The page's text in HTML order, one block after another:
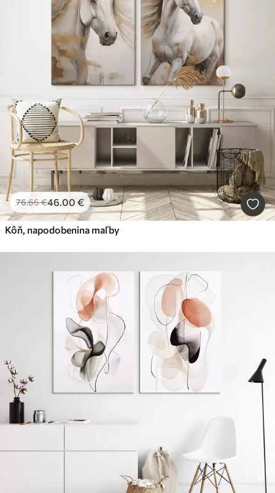
76.66€46.00 €
Kôň, napodobenina maľby